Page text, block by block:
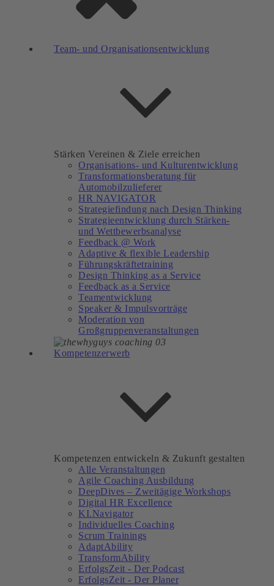
Team- und Organisationsentwicklung
Stärken Vereinen & Ziele erreichen
Organisations- und Kulturentwicklung
Transformationsberatung für
Automobilzulieferer
HR NAVIGATOR
Strategiefindung nach Design Thinking
Strategieentwicklung durch Stärken-
und Wettbewerbsanalyse
Feedback @ Work
Adaptive & flexible Leadership
Führungskräftetraining
Design Thinking as a Service
Feedback as a Service
Teamentwicklung
Speaker & Impulsvorträge
Moderation von
Großgruppenveranstaltungen
Kompetenzerwerb
Kompetenzen entwickeln & Zukunft gestalten
Alle Veranstaltungen
Agile Coaching Ausbildung
DeepDives – Zweitägige Workshops
Digital HR Excellence
KI.Navigator
Individuelles Coaching
Scrum Trainings
AdaptAbility
TransformAbility
ErfolgsZeit - Der Podcast
ErfolgsZeit - Der Planer